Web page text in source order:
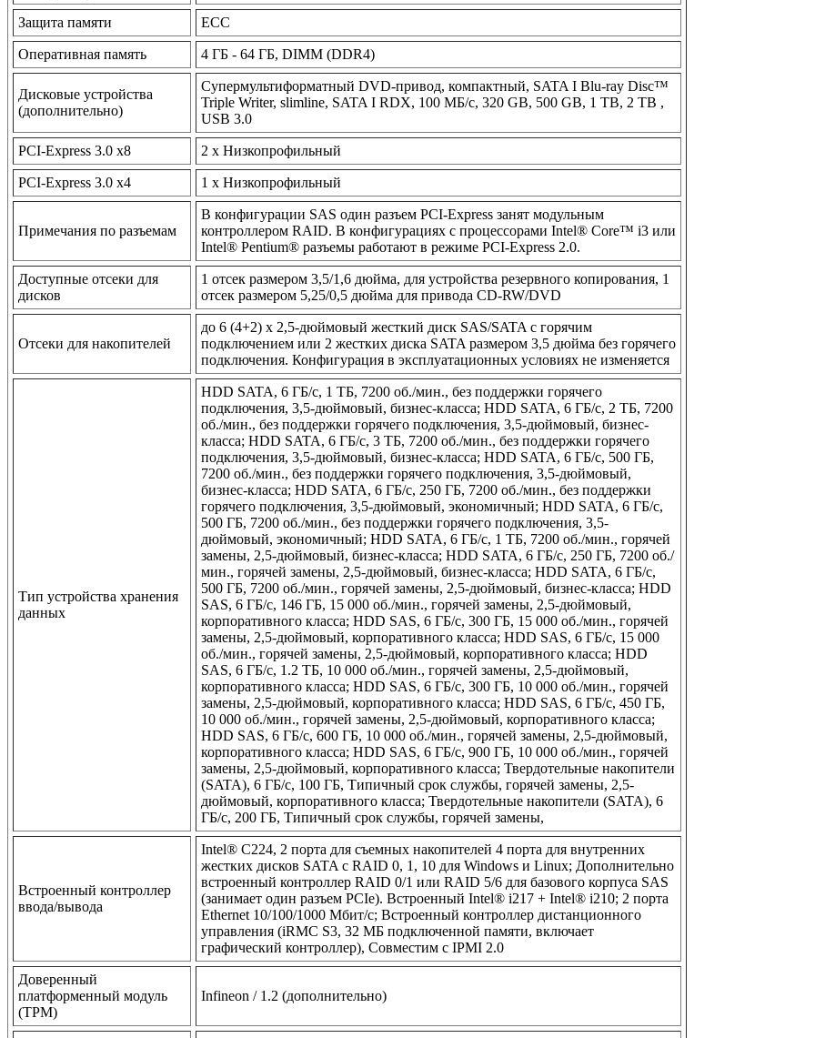
Защита памяти ECC
Оперативная память 4 ГБ - 64 ГБ, DIMM (DDR4)
Дисковые устройства
(дополнительно)
Супермультиформатный DVD-привод, компактный, SATA I Blu-ray Disc™
Triple Writer, slimline, SATA I RDX, 100 МБ/с, 320 GB, 500 GB, 1 TB, 2 TB ,
USB 3.0
PCI-Express 3.0 x8 2 x Низкопрофильный
PCI-Express 3.0 x4 1 x Низкопрофильный
Примечания по разъемам
В конфигурации SAS один разъем PCI-Express занят модульным
контроллером RAID. В конфигурациях с процессорами Intel® Core™ i3 или
Intel® Pentium® разъемы работают в режиме PCI-Express 2.0.
Доступные отсеки для
дисков
1 отсек размером 3,5/1,6 дюйма, для устройства резервного копирования, 1
отсек размером 5,25/0,5 дюйма для привода CD-RW/DVD
Отсеки для накопителей
до 6 (4+2) x 2,5-дюймовый жесткий диск SAS/SATA с горячим
подключением или 2 жестких диска SATA размером 3,5 дюйма без горячего
подключения. Конфигурация в эксплуатационных условиях не изменяется
Тип устройства хранения
данных
HDD SATA, 6 ГБ/с, 1 ТБ, 7200 об./мин., без поддержки горячего
подключения, 3,5-дюймовый, бизнес-класса; HDD SATA, 6 ГБ/с, 2 ТБ, 7200
об./мин., без поддержки горячего подключения, 3,5-дюймовый, бизнес-
класса; HDD SATA, 6 ГБ/с, 3 ТБ, 7200 об./мин., без поддержки горячего
подключения, 3,5-дюймовый, бизнес-класса; HDD SATA, 6 ГБ/с, 500 ГБ,
7200 об./мин., без поддержки горячего подключения, 3,5-дюймовый,
бизнес-класса; HDD SATA, 6 ГБ/с, 250 ГБ, 7200 об./мин., без поддержки
горячего подключения, 3,5-дюймовый, экономичный; HDD SATA, 6 ГБ/с,
500 ГБ, 7200 об./мин., без поддержки горячего подключения, 3,5-
дюймовый, экономичный; HDD SATA, 6 ГБ/с, 1 ТБ, 7200 об./мин., горячей
замены, 2,5-дюймовый, бизнес-класса; HDD SATA, 6 ГБ/с, 250 ГБ, 7200 об./
мин., горячей замены, 2,5-дюймовый, бизнес-класса; HDD SATA, 6 ГБ/с,
500 ГБ, 7200 об./мин., горячей замены, 2,5-дюймовый, бизнес-класса; HDD
SAS, 6 ГБ/с, 146 ГБ, 15 000 об./мин., горячей замены, 2,5-дюймовый,
корпоративного класса; HDD SAS, 6 ГБ/с, 300 ГБ, 15 000 об./мин., горячей
замены, 2,5-дюймовый, корпоративного класса; HDD SAS, 6 ГБ/с, 15 000
об./мин., горячей замены, 2,5-дюймовый, корпоративного класса; HDD
SAS, 6 ГБ/с, 1.2 ТБ, 10 000 об./мин., горячей замены, 2,5-дюймовый,
корпоративного класса; HDD SAS, 6 ГБ/с, 300 ГБ, 10 000 об./мин., горячей
замены, 2,5-дюймовый, корпоративного класса; HDD SAS, 6 ГБ/с, 450 ГБ,
10 000 об./мин., горячей замены, 2,5-дюймовый, корпоративного класса;
HDD SAS, 6 ГБ/с, 600 ГБ, 10 000 об./мин., горячей замены, 2,5-дюймовый,
корпоративного класса; HDD SAS, 6 ГБ/с, 900 ГБ, 10 000 об./мин., горячей
замены, 2,5-дюймовый, корпоративного класса; Твердотельные накопители
(SATA), 6 ГБ/с, 100 ГБ, Типичный срок службы, горячей замены, 2,5-
дюймовый, корпоративного класса; Твердотельные накопители (SATA), 6
ГБ/с, 200 ГБ, Типичный срок службы, горячей замены,
Встроенный контроллер
ввода/вывода
Intel® C224, 2 порта для съемных накопителей 4 порта для внутренних
жестких дисков SATA с RAID 0, 1, 10 для Windows и Linux; Дополнительно
встроенный контроллер RAID 0/1 или RAID 5/6 для базового корпуса SAS
(занимает один разъем PCIe). Встроенный Intel® i217 + Intel® i210; 2 порта
Ethernet 10/100/1000 Мбит/с; Встроенный контроллер дистанционного
управления (iRMC S3, 32 МБ подключенной памяти, включает
графический контроллер), Совместим с IPMI 2.0
Доверенный
платформенный модуль
(TPM)
Infineon / 1.2 (дополнительно)